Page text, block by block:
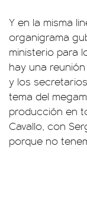
Y en la misma
organigrama
ministerio para
hay una
y los
tema del
producción en
Cavallo, con
porque no